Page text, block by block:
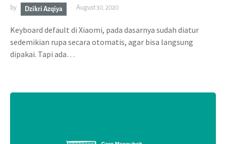
by Dzikri Azqiya August 30, 2020
Keyboard default di Xiaomi, pada dasarnya sudah diatur
sedemikian rupa secara otomatis, agar bisa langsung
dipakai. Tapi ada…